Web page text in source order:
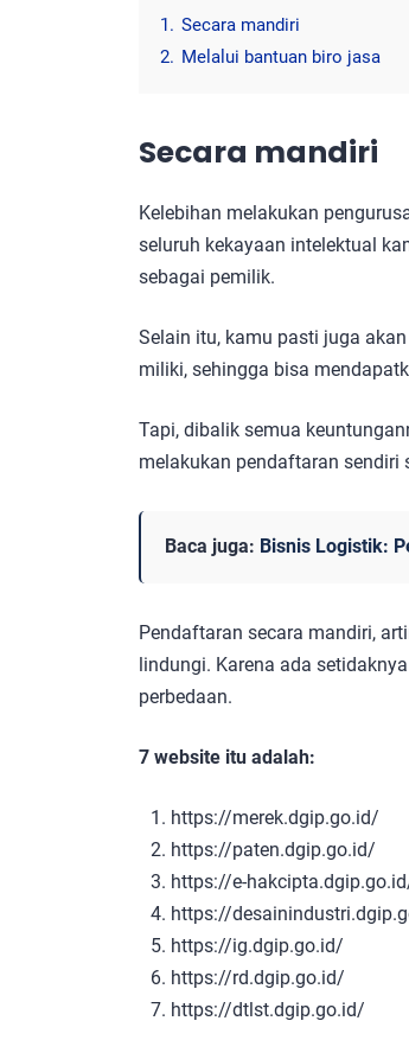
1. Secara mandiri
2. Melalui bantuan biro jasa
Secara mandiri
Kelebihan melakukan
seluruh kekayaan intelektual
sebagai pemilik.
Selain itu, kamu pasti juga
miliki, sehingga bisa
Tapi, dibalik semua
melakukan pendaftaran sendiri
Baca juga: Bisnis Logistik:
Pendaftaran secara mandiri,
lindungi. Karena ada
perbedaan.
7 website itu adalah:
https://merek.dgip.go.id/
https://paten.dgip.go.id/
https://e-
https://
https://ig.dgip.go.id/
https://rd.dgip.go.id/
https://dtlst.dgip.go.id/